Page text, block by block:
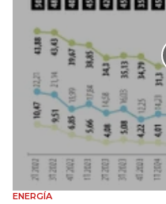
ENERGÍA